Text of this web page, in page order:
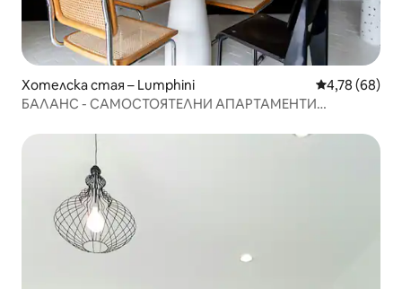
Хотелска стая – Lumphini Средна
4,78 (68)
БАЛАНС - САМОСТОЯТЕЛНИ АПАРТАМЕНТИ